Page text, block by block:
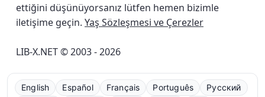
ettiğini düşünüyorsanız lütfen hemen bizimle
iletişime geçin. Yaş Sözleşmesi ve Çerezler
LIB-X.NET © 2003 - 2026
English Español Français Português Русский